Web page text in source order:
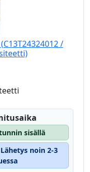
/
sisällä
noin 2-3